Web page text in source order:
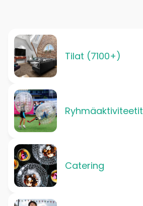
Tilat (7100+)
Ryhmäaktiviteetit
Catering